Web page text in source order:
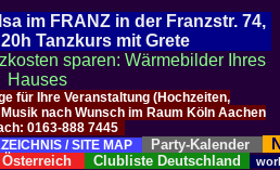
im FRANZ in der Franzstr. 74,
Tanzkurs mit Grete
sparen: Wärmebilder Ihres
Hauses
für Ihre Veranstaltung (Hochzeiten,
nach Wunsch im Raum Köln Aachen
0163-888 7445
/ SITE MAP
Party-Kalender
Österreich Clubliste Deutschland